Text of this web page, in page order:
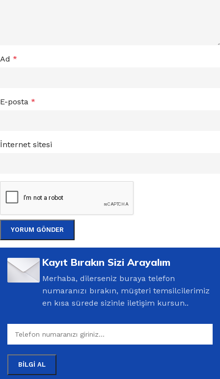
Ad *
E-posta *
İnternet sitesi
Kayıt Bırakın Sizi Arayalım
Merhaba, dilerseniz buraya telefon
numaranızı bırakın, müşteri temsilcilerimiz
en kısa sürede sizinle iletişim kursun..